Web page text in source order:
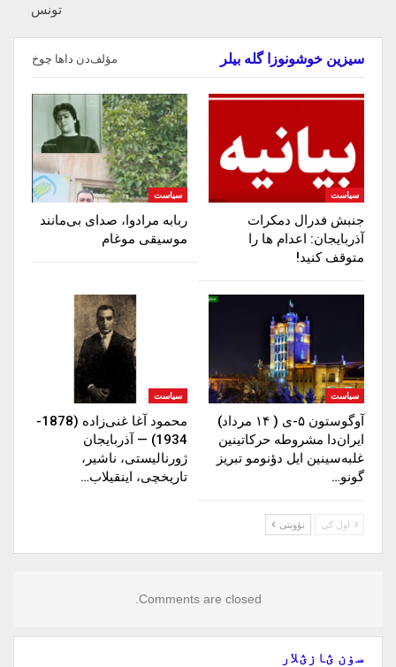
تونس
سیزین خوشونوزا گله بیلر مؤلف‌دن داها چوخ
سیاست
جنبش فدرال دمکرات
آذربایجان: اعدام ها را‌
متوقف‌ کنید!
سیاست
ربابه مرادوا، صدای بی‌مانند
موسیقی موغام
سیاست
آوگوستون ۵-ی ( ۱۴ مرداد)
ایران‌دا مشروطه حرکاتینین
غلبه‌سینین ایل دؤنومو تبریز
گونو…
سیاست
محمود آغا غنی‌زاده (1878-
1934) — آذربایجان
ژورنالیستی، ناشیر،
تاریخچی، اینقیلاب…
اول کی نؤوبتی
Comments are closed.
سۏن ؽازؽلار